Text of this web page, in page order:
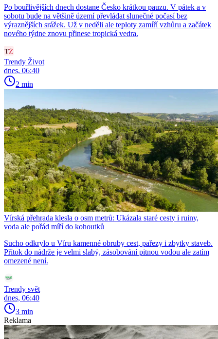
Po bouřlivějších dnech dostane Česko krátkou pauzu. V pátek a v
sobotu bude na většině území převládat slunečné počasí bez
výraznějších srážek. Už v neděli ale teploty zamíří vzhůru a začátek
nového týdne znovu přinese tropická vedra.
Trendy Život
dnes, 06:40
2 min
Vírská přehrada klesla o osm metrů: Ukázala staré cesty i ruiny,
voda ale pořád míří do kohoutků
Sucho odkrylo u Víru kamenné obruby cest, pařezy i zbytky staveb.
Přítok do nádrže je velmi slabý, zásobování pitnou vodou ale zatím
omezené není.
Trendy svět
dnes, 06:40
3 min
Reklama